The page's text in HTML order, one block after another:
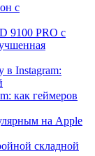
с
9100 PRO с
в Instagram:
как геймеров
на Apple
складной